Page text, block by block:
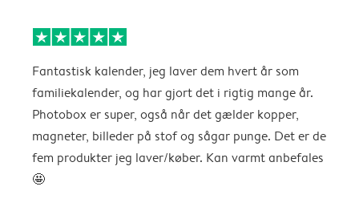
Fantastisk kalender, jeg laver dem hvert år som
familiekalender, og har gjort det i rigtig mange år.
Photobox er super, også når det gælder kopper,
magneter, billeder på stof og sågar punge. Det er de
fem produkter jeg laver/køber. Kan varmt anbefales
🤩